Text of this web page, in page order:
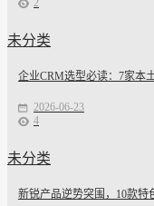
2
未分类
企业CRM选型必读：7家本
2026-06-23
4
未分类
新锐产品逆势突围，10款特